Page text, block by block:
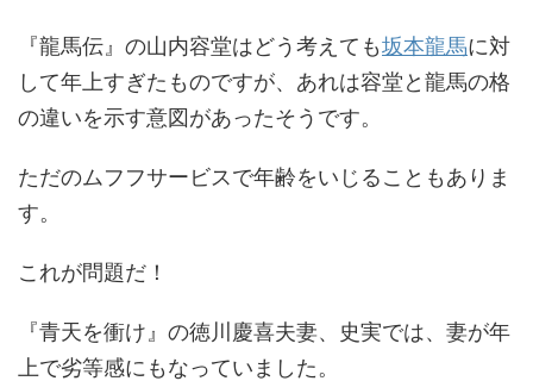
『龍馬伝』の山内容堂はどう考えても坂本龍馬に対
して年上すぎたものですが、あれは容堂と龍馬の格
の違いを示す意図があったそうです。
ただのムフフサービスで年齢をいじることもありま
す。
これが問題だ！
『青天を衝け』の徳川慶喜夫妻、史実では、妻が年
上で劣等感にもなっていました。